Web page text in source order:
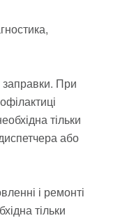
заправки. При
тільки
або
і ремонті
тільки